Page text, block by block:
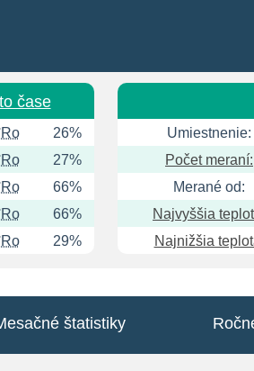
čase
26%
27%
66%
66%
29%
Umiestnenie:
Počet meraní:
Merané od:
Najvyššia
Najnižšia
štatistiky